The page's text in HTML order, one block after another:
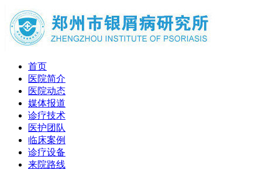
首页
医院简介
医院动态
媒体报道
诊疗技术
医护团队
临床案例
诊疗设备
来院路线